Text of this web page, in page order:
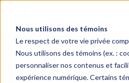
Nous utilisons des témoins
Le respect de votre vie privée
Nous utilisons des témoins (ex. :
personnaliser nos contenus et
expérience numérique. Certains